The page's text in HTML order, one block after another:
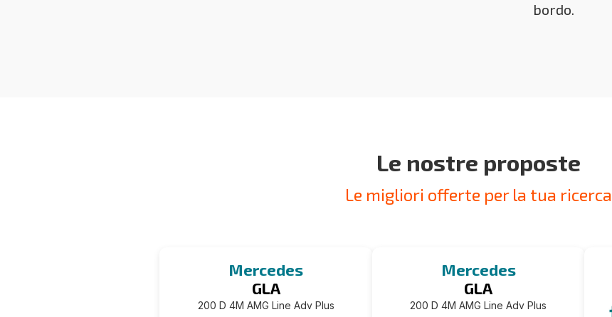
bordo.
Le nostre proposte
Le migliori offerte per la tua ricerca
Mercedes
GLA
200 D 4M AMG Line Adv Plus
Mercedes
GLA
200 D 4M AMG Line Adv Plus